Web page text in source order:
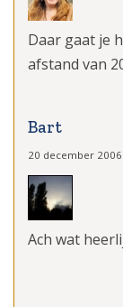
Daar gaat je
afstand van
Bart
20 december
Ach wat